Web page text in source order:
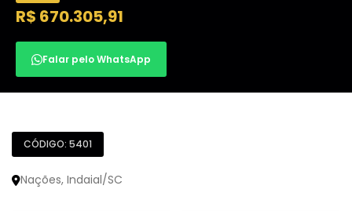
R$ 670.305,91
Falar pelo WhatsApp
CÓDIGO: 5401
Nações, Indaial/SC